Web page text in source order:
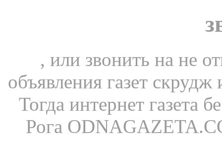
, или звонить на не
объявления газет
Тогда интернет газета
Рога